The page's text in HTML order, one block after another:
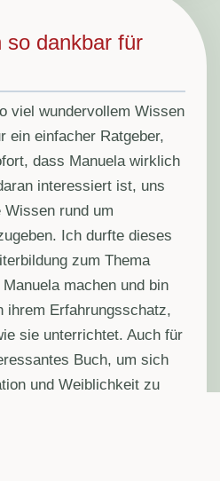
so dankbar für
viel wundervollem Wissen
ein einfacher Ratgeber,
dass Manuela wirklich
interessiert ist, uns
Wissen rund um
Ich durfte dieses
zum Thema
machen und bin
ihrem Erfahrungsschatz,
sie unterrichtet. Auch für
Buch, um sich
und Weiblichkeit zu